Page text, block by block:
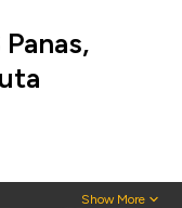
Show More